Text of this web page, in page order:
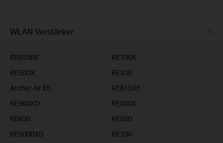
Businessanwender
WLAN Verstärker
RE655BE
RE700X
RE500X
RE330
Archer Air E5
RE815XE
RE900XD
RE500X
RE650
RE550
RE6000XD
RE230